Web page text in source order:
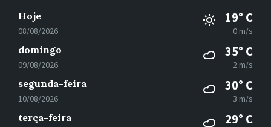
Hoje
08/08/2026
19° C
0 m/s
domingo
09/08/2026
35° C
2 m/s
segunda-feira
10/08/2026
30° C
3 m/s
terça-feira 29° C